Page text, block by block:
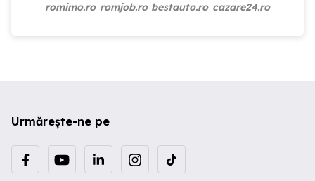
romimo.ro romjob.ro bestauto.ro cazare24.ro
Urmărește-ne pe